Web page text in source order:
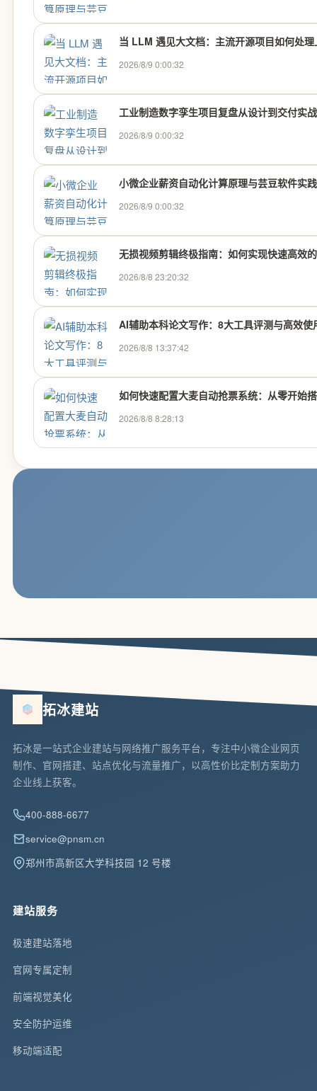
当 LLM 遇见大文档：主流开源项目如何处
2026/8/9 0:00:32
工业制造数字孪生项目复盘从设计到交付实战
2026/8/9 0:00:32
小微企业薪资自动化计算原理与芸豆软件实践
2026/8/9 0:00:32
无损视频剪辑终极指南：如何实现快速高效
2026/8/8 23:20:32
AI辅助本科论文写作：8大工具评测与高效使
2026/8/8 13:37:42
如何快速配置大麦自动抢票系统：从零开始
2026/8/8 8:28:13
拓冰建站
拓冰是一站式企业建站与网络推广服务平台，专注中小微企业网页
制作、官网搭建、站点优化与流量推广，以高性价比定制方案助力
企业线上获客。
400-888-6677
service@pnsm.cn
郑州市高新区大学科技园 12 号楼
建站服务
极速建站落地
官网专属定制
前端视觉美化
安全防护运维
移动端适配